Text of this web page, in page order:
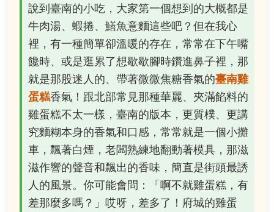
說到臺南的小吃，大家第一個想到的大概都是
牛肉湯、蝦捲、鱔魚意麵這些吧？但在我心
裡，有一種簡單卻溫暖的存在，常常在下午嘴
饞時、或是逛累了想歇歇腳時鑽進鼻子裡，那
就是那股迷人的、帶著微微焦糖香氣的臺南雞
蛋糕香氣！跟北部常見那種華麗、夾滿餡料的
雞蛋糕不太一樣，臺南的版本，更質樸、更講
究麵糊本身的香氣和口感，常常就是一個小攤
車，飄著白煙，老闆熟練地翻動著模具，那滋
滋作響的聲音和飄出的香味，簡直是街頭最誘
人的風景。你可能會問：「啊不就雞蛋糕，有
差那麼多嗎？」哎呀，差多了！府城的雞蛋